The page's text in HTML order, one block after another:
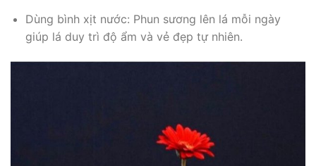
Dùng bình xịt nước: Phun sương lên lá mỗi ngày
giúp lá duy trì độ ẩm và vẻ đẹp tự nhiên.